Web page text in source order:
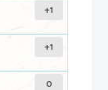
+1
+1
0